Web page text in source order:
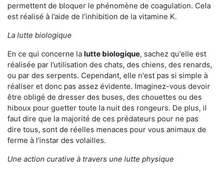
permettent de bloquer le phénomène de coagulation. Cela
est réalisé à l’aide de l’inhibition de la vitamine K.
La lutte biologique
En ce qui concerne la lutte biologique, sachez qu'elle est
réalisée par l’utilisation des chats, des chiens, des renards,
ou par des serpents. Cependant, elle n'est pas si simple à
réaliser et donc pas assez évidente. Imaginez-vous devoir
être obligé de dresser des buses, des chouettes ou des
hiboux pour guetter toute la nuit des rongeurs. De plus, il
faut dire que la majorité de ces prédateurs pour ne pas
dire tous, sont de réelles menaces pour vous animaux de
ferme à l’instar des volailles.
Une action curative à travers une lutte physique